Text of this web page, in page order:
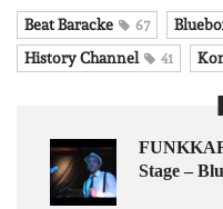
Beat Baracke 67
History Channel 41
Stage –